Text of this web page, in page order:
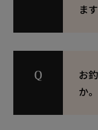
ま
お
か。